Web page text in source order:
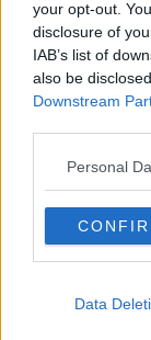
your opt-out.
disclosure of
IAB’s list of
also be
Downstream
Personal
Data
Ti potrebbe
​Ricciotti